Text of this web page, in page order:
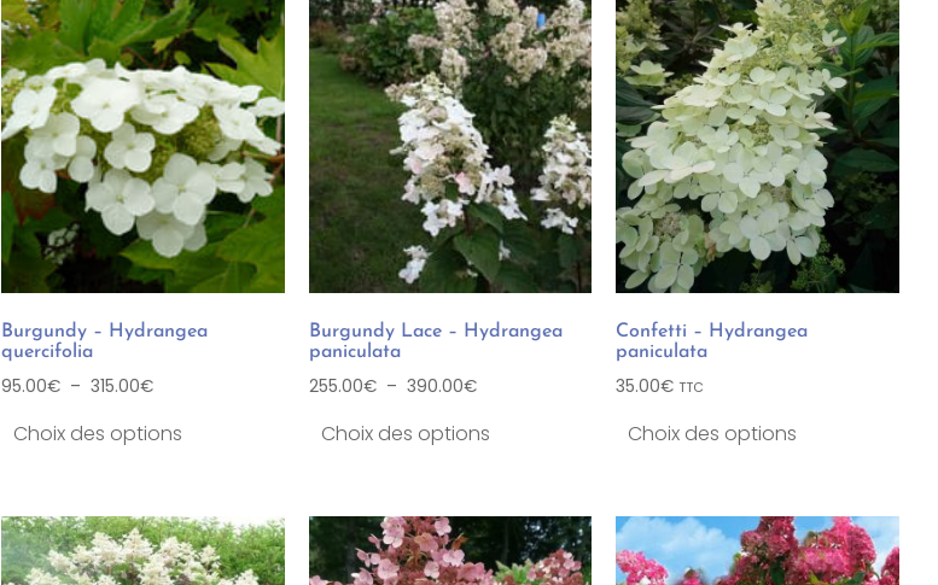
Burgundy – Hydrangea
quercifolia
95.00€ – 315.00€
Choix des options
Burgundy Lace – Hydrangea
paniculata
255.00€ – 390.00€
Choix des options
Confetti – Hydrangea
paniculata
35.00€ TTC
Choix des options